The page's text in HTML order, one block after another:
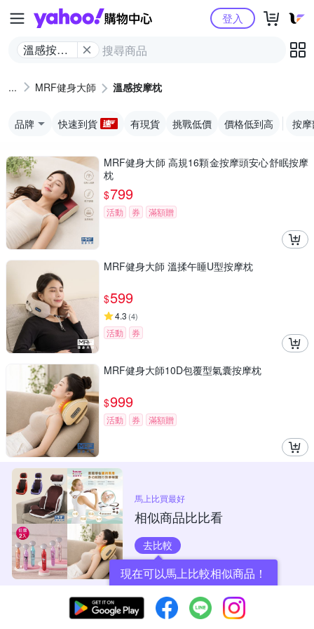
Yahoo購物中心
溫感按摩
登入
MRF健身大師 溫感按摩枕
品牌 快速到貨 有現貨 挑戰低價 價格低到高 按
MRF健身大師 高規16顆金按摩頭安心舒眠按摩
枕
$799
活動 券 滿額贈
MRF健身大師 溫揉午睡U型按摩枕
$599
4.3 (4)
活動 券
MRF健身大師10D包覆型氣囊按摩枕
$999
活動 券 滿額贈
馬上比買最好
相似商品比比看
去比較
現在可以馬上比較相似商品！